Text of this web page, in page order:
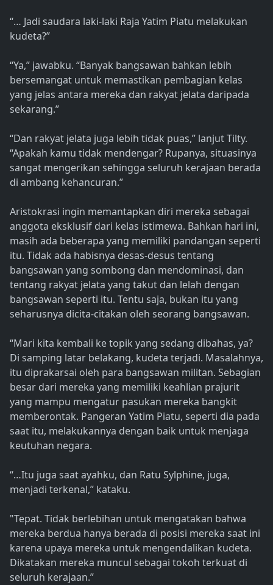
“… Jadi saudara laki-laki Raja Yatim Piatu melakukan
kudeta?”
“Ya,” jawabku. “Banyak bangsawan bahkan lebih
bersemangat untuk memastikan pembagian kelas
yang jelas antara mereka dan rakyat jelata daripada
sekarang.”
“Dan rakyat jelata juga lebih tidak puas,” lanjut Tilty.
“Apakah kamu tidak mendengar? Rupanya, situasinya
sangat mengerikan sehingga seluruh kerajaan berada
di ambang kehancuran.”
Aristokrasi ingin memantapkan diri mereka sebagai
anggota eksklusif dari kelas istimewa. Bahkan hari ini,
masih ada beberapa yang memiliki pandangan seperti
itu. Tidak ada habisnya desas-desus tentang
bangsawan yang sombong dan mendominasi, dan
tentang rakyat jelata yang takut dan lelah dengan
bangsawan seperti itu. Tentu saja, bukan itu yang
seharusnya dicita-citakan oleh seorang bangsawan.
“Mari kita kembali ke topik yang sedang dibahas, ya?
Di samping latar belakang, kudeta terjadi. Masalahnya,
itu diprakarsai oleh para bangsawan militan. Sebagian
besar dari mereka yang memiliki keahlian prajurit
yang mampu mengatur pasukan mereka bangkit
memberontak. Pangeran Yatim Piatu, seperti dia pada
saat itu, melakukannya dengan baik untuk menjaga
keutuhan negara.
“…Itu juga saat ayahku, dan Ratu Sylphine, juga,
menjadi terkenal,” kataku.
"Tepat. Tidak berlebihan untuk mengatakan bahwa
mereka berdua hanya berada di posisi mereka saat ini
karena upaya mereka untuk mengendalikan kudeta.
Dikatakan mereka muncul sebagai tokoh terkuat di
seluruh kerajaan.”